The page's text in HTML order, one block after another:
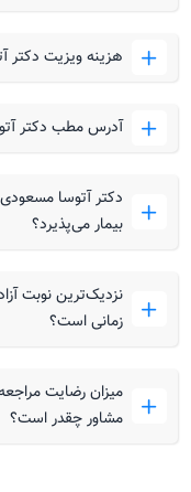
هزینه ویزیت
آدرس مطب دکتر
دکتر آتوسا
بیمار می‌پذیرد؟
نزدیک‌ترین نوبت
زمانی است؟
میزان رضایت
مشاور چقدر است؟